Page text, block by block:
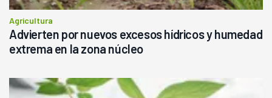
Agricultura
Advierten por nuevos excesos hídricos y humedad
extrema en la zona núcleo